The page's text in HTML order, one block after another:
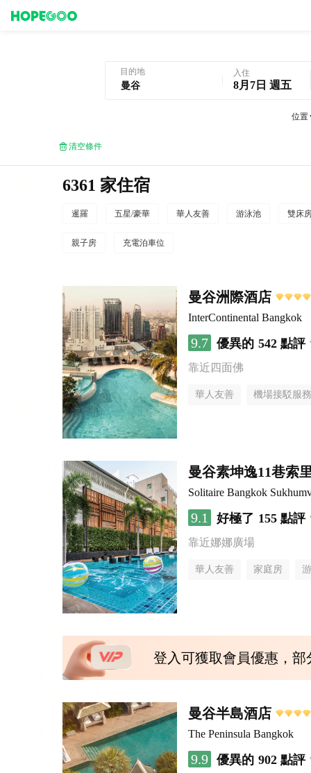
目的地 入住
8月7日 週五
位置
清空條件
6361 家住宿
暹羅 五星/豪華 華人友善 游泳池 雙床
親子房 充電泊車位
曼谷洲際酒店
InterContinental Bangkok
9.7 優異的 542 點評
靠近四面佛
華人友善 機場接駁服務
曼谷素坤逸11巷索
Solitaire Bangkok
9.1 好極了 155 點評
靠近娜娜廣場
華人友善 家庭房
登入可獲取會員優惠，
曼谷半島酒店
The Peninsula Bangkok
9.9 優異的 902 點評